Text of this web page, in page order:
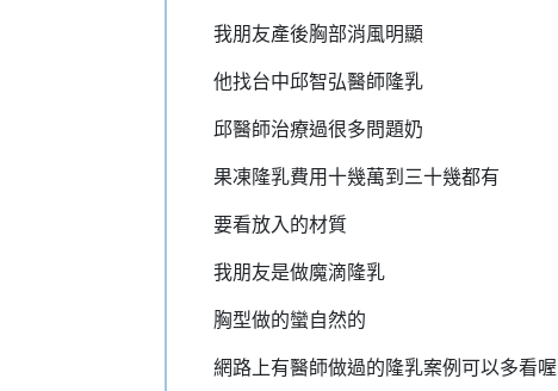
我朋友產後胸部消風明顯
他找台中邱智弘醫師隆乳
邱醫師治療過很多問題奶
果凍隆乳費用十幾萬到三十幾都有
要看放入的材質
我朋友是做魔滴隆乳
胸型做的蠻自然的
網路上有醫師做過的隆乳案例可以多看喔